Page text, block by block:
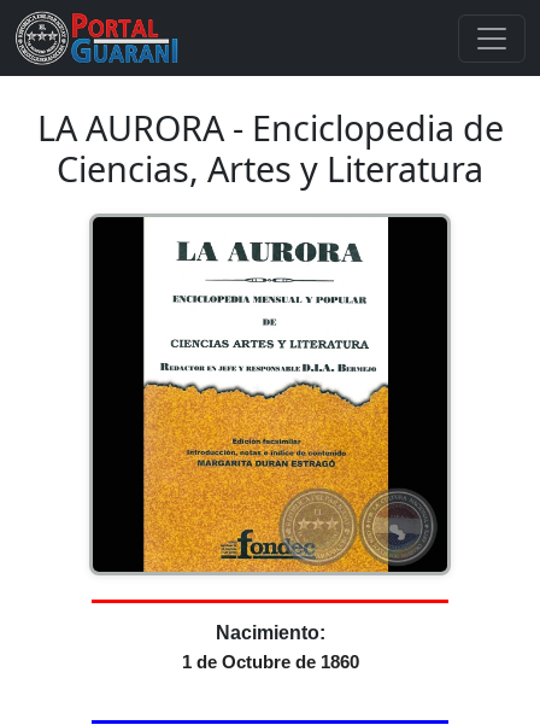
LA AURORA - Enciclopedia de
Ciencias, Artes y Literatura
Nacimiento:
1 de Octubre de 1860